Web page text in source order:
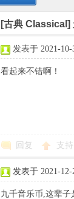
» ›
[古典 Classical]
发表于 2021-10-
看起来不错啊！
回复 支持
发表于 2021-12-
九千音乐币,这辈子